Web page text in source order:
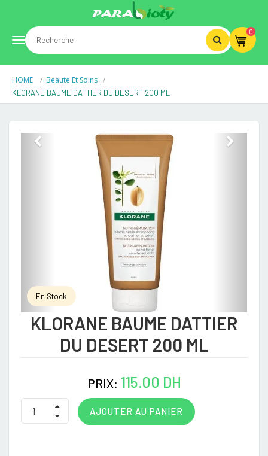
Toggle
navigation
0
HOME Beaute Et Soins
KLORANE BAUME DATTIER DU DESERT 200 ML
En Stock
KLORANE BAUME DATTIER
DU DESERT 200 ML
PRIX: 115.00 DH
AJOUTER AU PANIER